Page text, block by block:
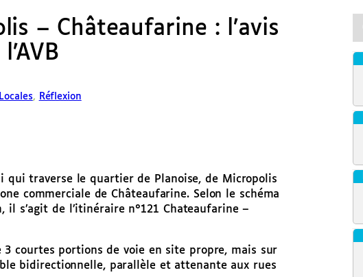
– Châteaufarine : l’avis
Locales, Réflexion
qui traverse le quartier de Planoise, de Micropolis
commerciale de Châteaufarine. Selon le schéma
s’agit de l’itinéraire n°121 Chateaufarine –
courtes portions de voie en site propre, mais sur
bidirectionnelle, parallèle et attenante aux rues